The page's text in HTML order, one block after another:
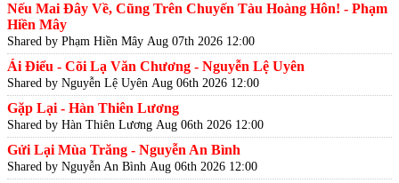
Nếu Mai Đây Về, Cũng Trên Chuyến Tàu Hoàng Hôn! - Phạm
Hiền Mây
Shared by Phạm Hiền Mây Aug 07th 2026 12:00
Ái Điểu - Cõi Lạ Văn Chương - Nguyễn Lệ Uyên
Shared by Nguyễn Lệ Uyên Aug 06th 2026 12:00
Gặp Lại - Hàn Thiên Lương
Shared by Hàn Thiên Lương Aug 06th 2026 12:00
Gửi Lại Mùa Trăng - Nguyễn An Bình
Shared by Nguyễn An Bình Aug 06th 2026 12:00